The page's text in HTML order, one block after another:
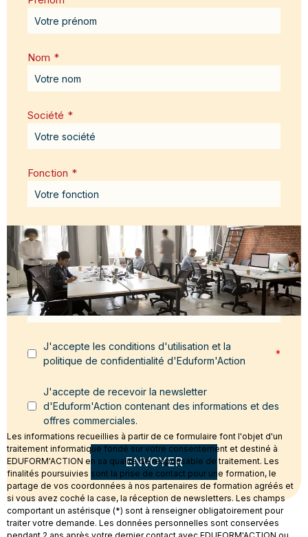
Nom *
Société *
Fonction *
Email
Message
J'accepte les conditions d'utilisation et la
politique de confidentialité d'Eduform'Action
*
J'accepte de recevoir la newsletter
d'Eduform'Action contenant des informations et des
offres commerciales.
ENVOYER
Les informations recueillies à partir de ce formulaire font l'objet d'un
traitement informatique fondé sur votre consentement et destiné à
EDUFORM'ACTION en sa qualité de responsable de traitement. Les
finalités poursuivies sont la prise de contact pour une formation, le
partage de vos coordonnées à nos partenaires de formation agréés et
si vous avez coché la case, la réception de newsletters. Les champs
comportant un astérisque (*) sont à renseigner obligatoirement pour
traiter votre demande. Les données personnelles sont conservées